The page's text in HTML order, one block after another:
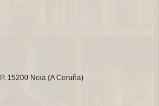
15200 Noia (A Coruña)